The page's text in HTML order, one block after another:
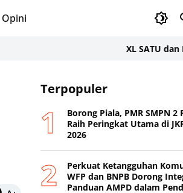
Opini
XL SATU dan PMI
Terpopuler
Borong Piala, PMR SMPN 2
Raih Peringkat Utama di
2026
Perkuat Ketangguhan
WFP dan BNPB Dorong
Panduan AMPD dalam